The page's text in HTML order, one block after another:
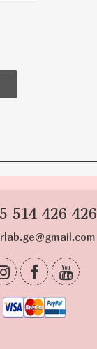
514 426 426